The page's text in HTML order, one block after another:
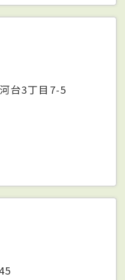
台3丁目7-5